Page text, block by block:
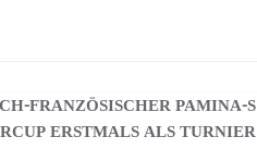
FRANZÖSISCHER PAMINA-S
ERSTMALS ALS TURNIER